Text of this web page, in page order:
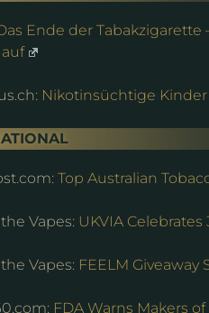
Ende der
Nikotinsüchtige
Top Australian
Vapes: UKVIA Celebrates
Vapes: FEELM Giveaway
FDA Warns Makers